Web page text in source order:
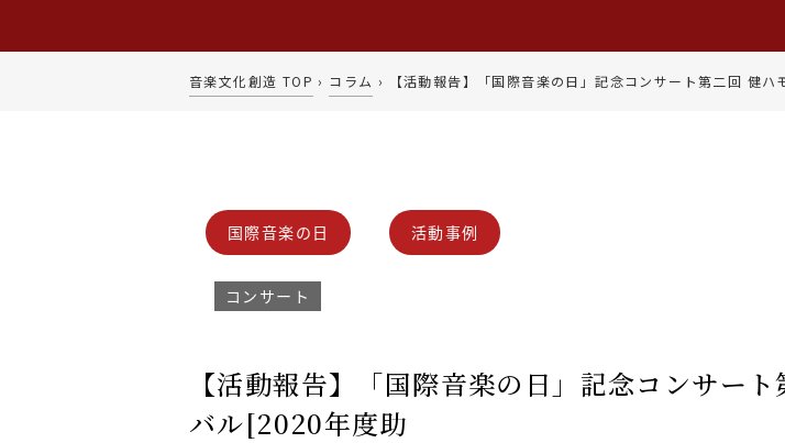
音楽文化創造 TOP › コラム › 【活動報告】「国際音楽の日」記念コンサート第二回 健
国際音楽の日 活動事例
コンサート
【活動報告】「国際音楽の日」記念コンサー
バル[2020年度助